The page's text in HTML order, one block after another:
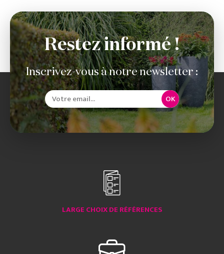
Restez informé !
Inscrivez-vous à notre newsletter :
OK
LARGE CHOIX DE RÉFÉRENCES